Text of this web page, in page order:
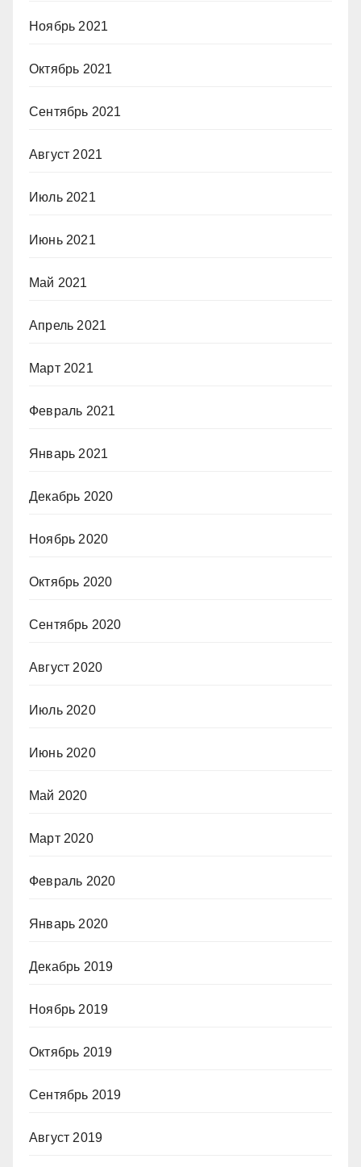
Ноябрь 2021
Октябрь 2021
Сентябрь 2021
Август 2021
Июль 2021
Июнь 2021
Май 2021
Апрель 2021
Март 2021
Февраль 2021
Январь 2021
Декабрь 2020
Ноябрь 2020
Октябрь 2020
Сентябрь 2020
Август 2020
Июль 2020
Июнь 2020
Май 2020
Март 2020
Февраль 2020
Январь 2020
Декабрь 2019
Ноябрь 2019
Октябрь 2019
Сентябрь 2019
Август 2019